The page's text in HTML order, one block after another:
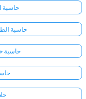
حاسبة
حاسبة
حاسبة